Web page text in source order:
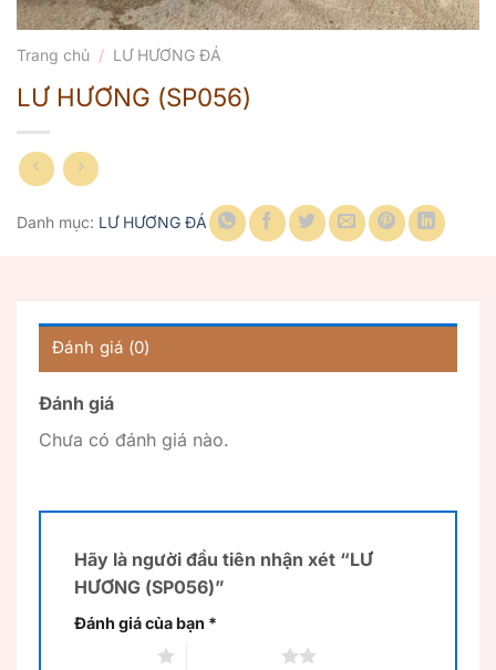
Trang chủ / LƯ HƯƠNG ĐÁ
LƯ HƯƠNG (SP056)
Danh mục: LƯ HƯƠNG ĐÁ
Đánh giá (0)
Đánh giá
Chưa có đánh giá nào.
Hãy là người đầu tiên nhận xét “LƯ
HƯƠNG (SP056)”
Đánh giá của bạn *